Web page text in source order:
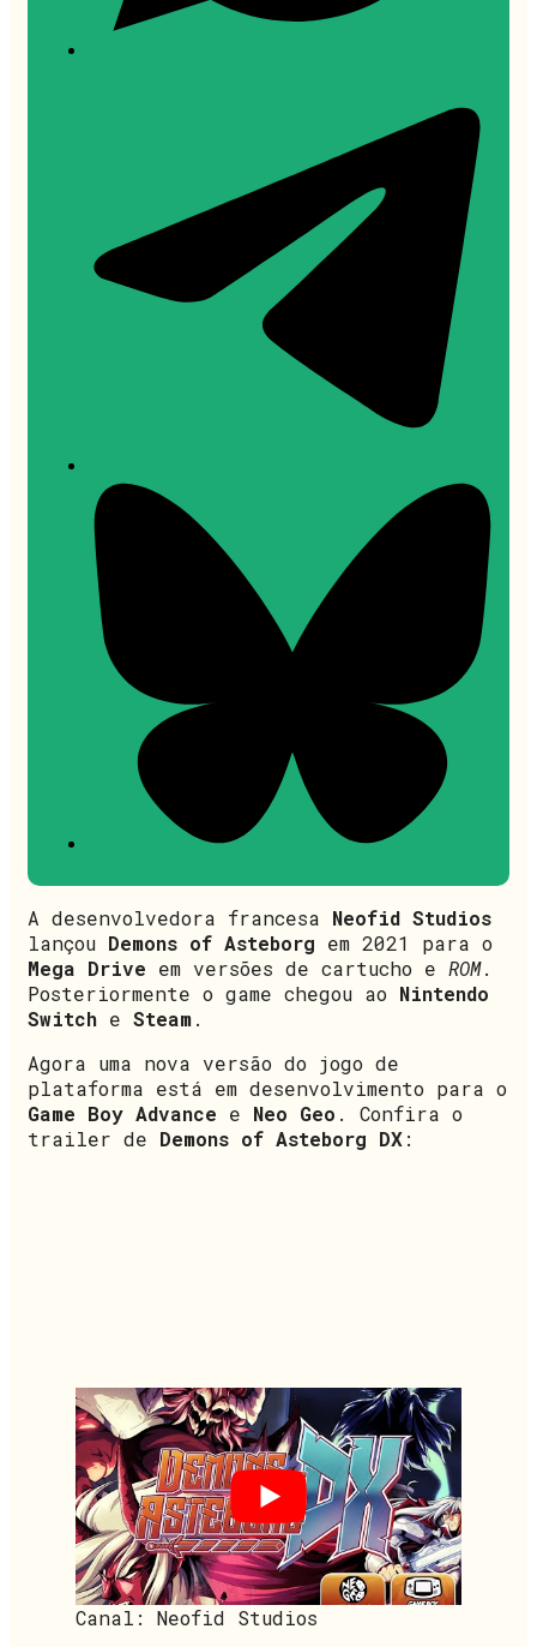
A desenvolvedora francesa Neofid Studios
lançou Demons of Asteborg em 2021 para o
Mega Drive em versões de cartucho e ROM.
Posteriormente o game chegou ao Nintendo
Switch e Steam.
Agora uma nova versão do jogo de
plataforma está em desenvolvimento para o
Game Boy Advance e Neo Geo . Confira o
trailer de Demons of Asteborg DX:
Canal: Neofid Studios